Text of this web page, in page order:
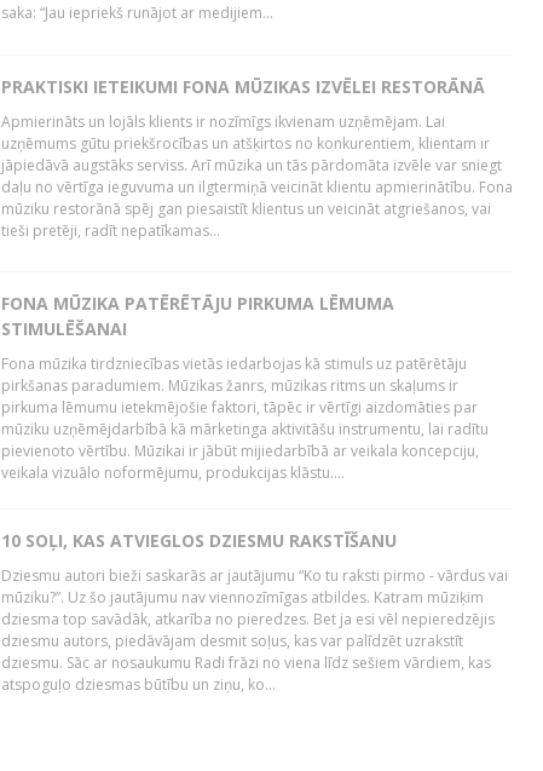
saka: “Jau iepriekš runājot ar medijiem...
PRAKTISKI IETEIKUMI FONA MŪZIKAS IZVĒLEI RESTORĀNĀ
Apmierināts un lojāls klients ir nozīmīgs ikvienam uzņēmējam. Lai
uzņēmums gūtu priekšrocības un atšķirtos no konkurentiem, klientam ir
jāpiedāvā augstāks serviss. Arī mūzika un tās pārdomāta izvēle var sniegt
daļu no vērtīga ieguvuma un ilgtermiņā veicināt klientu apmierinātību. Fona
mūziku restorānā spēj gan piesaistīt klientus un veicināt atgriešanos, vai
tieši pretēji, radīt nepatīkamas...
FONA MŪZIKA PATĒRĒTĀJU PIRKUMA LĒMUMA
STIMULĒŠANAI
Fona mūzika tirdzniecības vietās iedarbojas kā stimuls uz patērētāju
pirkšanas paradumiem. Mūzikas žanrs, mūzikas ritms un skaļums ir
pirkuma lēmumu ietekmējošie faktori, tāpēc ir vērtīgi aizdomāties par
mūziku uzņēmējdarbībā kā mārketinga aktivitāšu instrumentu, lai radītu
pievienoto vērtību. Mūzikai ir jābūt mijiedarbībā ar veikala koncepciju,
veikala vizuālo noformējumu, produkcijas klāstu....
10 SOĻI, KAS ATVIEGLOS DZIESMU RAKSTĪŠANU
Dziesmu autori bieži saskarās ar jautājumu “Ko tu raksti pirmo - vārdus vai
mūziku?”. Uz šo jautājumu nav viennozīmīgas atbildes. Katram mūziķim
dziesma top savādāk, atkarība no pieredzes. Bet ja esi vēl nepieredzējis
dziesmu autors, piedāvājam desmit soļus, kas var palīdzēt uzrakstīt
dziesmu. Sāc ar nosaukumu Radi frāzi no viena līdz sešiem vārdiem, kas
atspoguļo dziesmas būtību un ziņu, ko...